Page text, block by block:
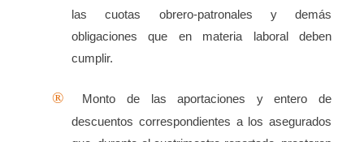
las cuotas obrero-patronales y demás
obligaciones que en materia laboral deben
cumplir.
®
Monto de las aportaciones y entero de
descuentos correspondientes a los asegurados